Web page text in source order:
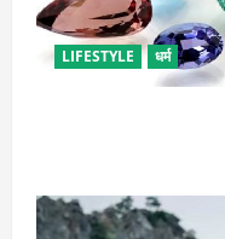
LIFESTYLE धर्म